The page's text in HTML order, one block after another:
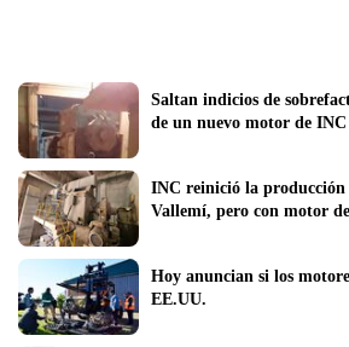
Saltan indicios de
de un nuevo motor de INC
INC reinició la producción
Vallemí, pero con motor
Hoy anuncian si los
EE.UU.